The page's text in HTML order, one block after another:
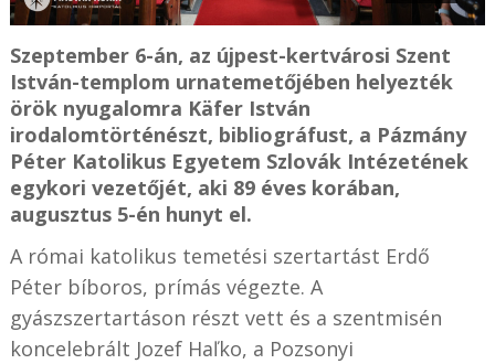
Szeptember 6-án, az újpest-kertvárosi Szent
István-templom urnatemetőjében helyezték
örök nyugalomra Käfer István
irodalomtörténészt, bibliográfust, a Pázmány
Péter Katolikus Egyetem Szlovák Intézetének
egykori vezetőjét, aki 89 éves korában,
augusztus 5-én hunyt el.
A római katolikus temetési szertartást Erdő
Péter bíboros, prímás végezte. A
gyászszertartáson részt vett és a szentmisén
koncelebrált Jozef Haľko, a Pozsonyi